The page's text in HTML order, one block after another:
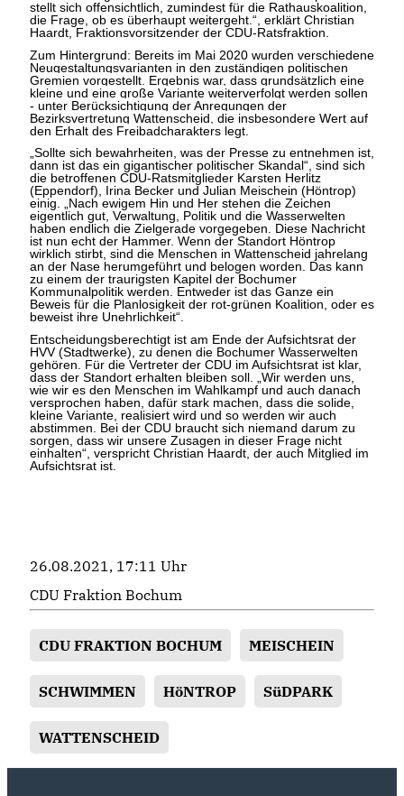
stellt sich offensichtlich, zumindest für die Rathauskoalition,
die Frage, ob es überhaupt weitergeht.“, erklärt Christian
Haardt, Fraktionsvorsitzender der CDU-Ratsfraktion.
Zum Hintergrund: Bereits im Mai 2020 wurden verschiedene
Neugestaltungsvarianten in den zuständigen politischen
Gremien vorgestellt. Ergebnis war, dass grundsätzlich eine
kleine und eine große Variante weiterverfolgt werden sollen
- unter Berücksichtigung der Anregungen der
Bezirksvertretung Wattenscheid, die insbesondere Wert auf
den Erhalt des Freibadcharakters legt.
Sollte sich bewahrheiten, was der Presse zu entnehmen ist,
dann ist das ein gigantischer politischer Skandal“, sind sich
die betroffenen CDU-Ratsmitglieder Karsten Herlitz
(Eppendorf), Irina Becker und Julian Meischein (Höntrop)
einig. „Nach ewigem Hin und Her stehen die Zeichen
eigentlich gut, Verwaltung, Politik und die Wasserwelten
haben endlich die Zielgerade vorgegeben. Diese Nachricht
ist nun echt der Hammer. Wenn der Standort Höntrop
wirklich stirbt, sind die Menschen in Wattenscheid jahrelang
an der Nase herumgeführt und belogen worden. Das kann
zu einem der traurigsten Kapitel der Bochumer
Kommunalpolitik werden. Entweder ist das Ganze ein
Beweis für die Planlosigkeit der rot-grünen Koalition, oder es
beweist ihre Unehrlichkeit“.
Entscheidungsberechtigt ist am Ende der Aufsichtsrat der
HVV (Stadtwerke), zu denen die Bochumer Wasserwelten
gehören. Für die Vertreter der CDU im Aufsichtsrat ist klar,
dass der Standort erhalten bleiben soll. „Wir werden uns,
wie wir es den Menschen im Wahlkampf und auch danach
versprochen haben, dafür stark machen, dass die solide,
kleine Variante, realisiert wird und so werden wir auch
abstimmen. Bei der CDU braucht sich niemand darum zu
sorgen, dass wir unsere Zusagen in dieser Frage nicht
einhalten“, verspricht Christian Haardt, der auch Mitglied im
Aufsichtsrat ist.
26.08.2021, 17:11 Uhr
CDU Fraktion Bochum
CDU FRAKTION BOCHUM MEISCHEIN
SCHWIMMEN HöNTROP SüDPARK
WATTENSCHEID